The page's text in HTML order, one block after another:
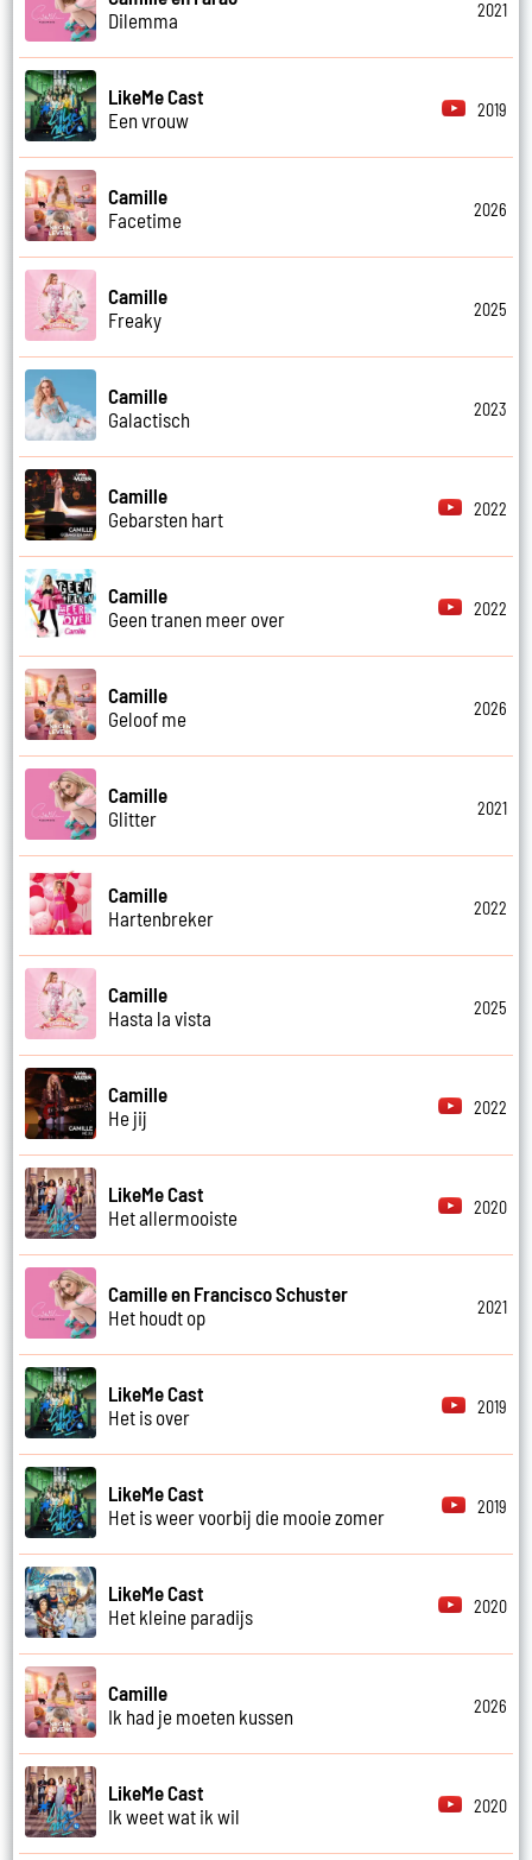
Dilemma
2021
LikeMe Cast
Een vrouw
2019
Camille
Facetime
2026
Camille
Freaky
2025
Camille
Galactisch
2023
Camille
Gebarsten hart
2022
Camille
Geen tranen meer over
2022
Camille
Geloof me
2026
Camille
Glitter
2021
Camille
Hartenbreker
2022
Camille
Hasta la vista
2025
Camille
He jij
2022
LikeMe Cast
Het allermooiste
2020
Camille en Francisco Schuster
Het houdt op
2021
LikeMe Cast
Het is over
2019
LikeMe Cast
Het is weer voorbij die mooie zomer
2019
LikeMe Cast
Het kleine paradijs
2020
Camille
Ik had je moeten kussen
2026
LikeMe Cast
Ik weet wat ik wil
2020